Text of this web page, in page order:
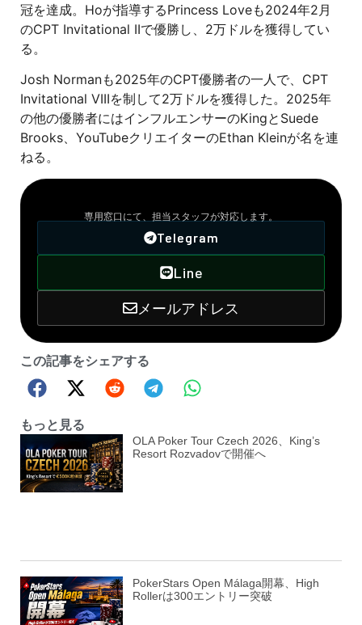
冠を達成。Hoが指導するPrincess Loveも2024年2月
のCPT Invitational IIで優勝し、2万ドルを獲得してい
る。
Josh Normanも2025年のCPT優勝者の一人で、CPT
Invitational VIIIを制して2万ドルを獲得した。2025年
の他の優勝者にはインフルエンサーのKingとSuede
Brooks、YouTubeクリエイターのEthan Kleinが名を連
ねる。
専用窓口にて、担当スタッフが対応します。
Telegram
Line
メールアドレス
この記事をシェアする
もっと見る
OLA Poker Tour Czech 2026、King’s
Resort Rozvadovで開催へ
PokerStars Open Málaga開幕、High
Rollerは300エントリー突破